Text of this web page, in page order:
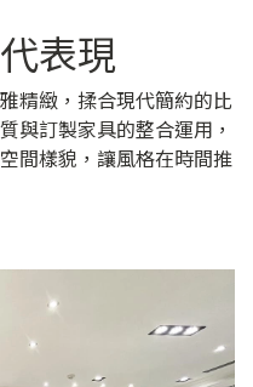
表現
精緻，揉合現代簡約的比
與訂製家具的整合運用，
間樣貌，讓風格在時間推